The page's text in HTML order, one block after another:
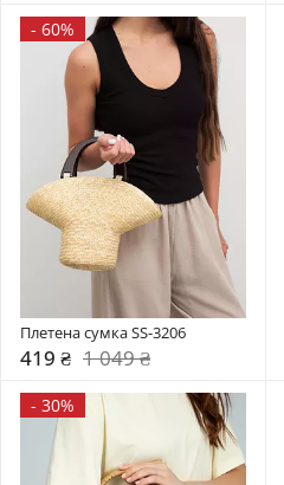
- 60%
Плетена сумка SS-3206
419 ₴ 1 049 ₴
- 30%